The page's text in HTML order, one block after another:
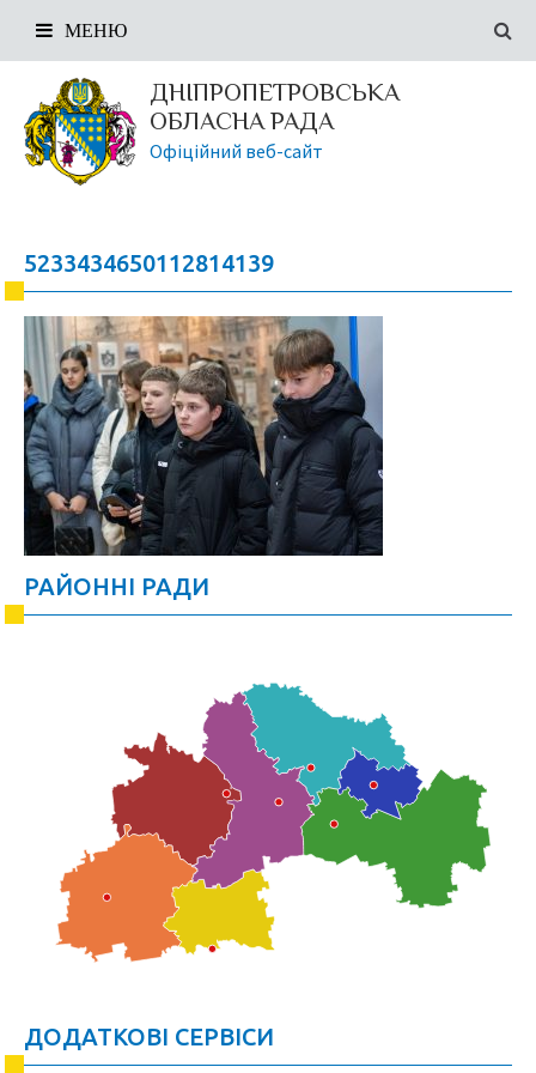
ДНІПРОПЕТРОВСЬКА
ОБЛАСНА РАДА
Офіційний веб-сайт
МЕНЮ
5233434650112814139
РАЙОННІ РАДИ
ДОДАТКОВІ СЕРВІСИ